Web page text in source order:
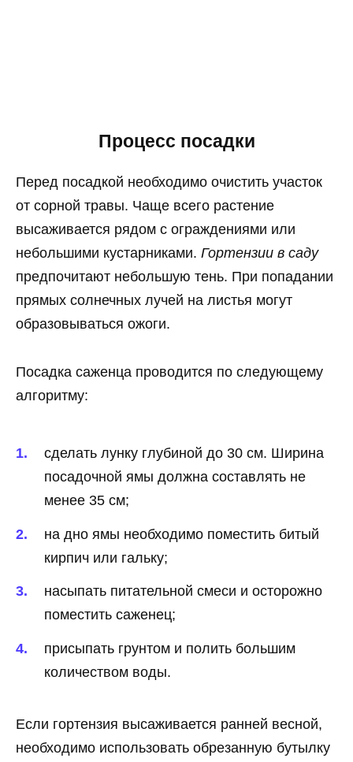
Процесс посадки
Перед посадкой необходимо очистить участок
от сорной травы. Чаще всего растение
высаживается рядом с ограждениями или
небольшими кустарниками. Гортензии в саду
предпочитают небольшую тень. При попадании
прямых солнечных лучей на листья могут
образовываться ожоги.
Посадка саженца проводится по следующему
алгоритму:
сделать лунку глубиной до 30 см. Ширина
посадочной ямы должна составлять не
менее 35 см;
на дно ямы необходимо поместить битый
кирпич или гальку;
насыпать питательной смеси и осторожно
поместить саженец;
присыпать грунтом и полить большим
количеством воды.
Если гортензия высаживается ранней весной,
необходимо использовать обрезанную бутылку